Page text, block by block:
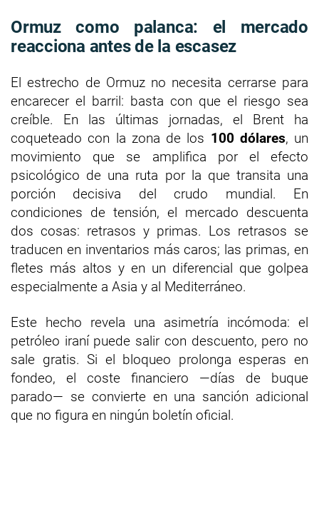
Ormuz como palanca: el mercado
reacciona antes de la escasez
El estrecho de Ormuz no necesita cerrarse para
encarecer el barril: basta con que el riesgo sea
creíble. En las últimas jornadas, el Brent ha
coqueteado con la zona de los 100 dólares, un
movimiento que se amplifica por el efecto
psicológico de una ruta por la que transita una
porción decisiva del crudo mundial. En
condiciones de tensión, el mercado descuenta
dos cosas: retrasos y primas. Los retrasos se
traducen en inventarios más caros; las primas, en
fletes más altos y en un diferencial que golpea
especialmente a Asia y al Mediterráneo.
Este hecho revela una asimetría incómoda: el
petróleo iraní puede salir con descuento, pero no
sale gratis. Si el bloqueo prolonga esperas en
fondeo, el coste financiero —días de buque
parado— se convierte en una sanción adicional
que no figura en ningún boletín oficial.